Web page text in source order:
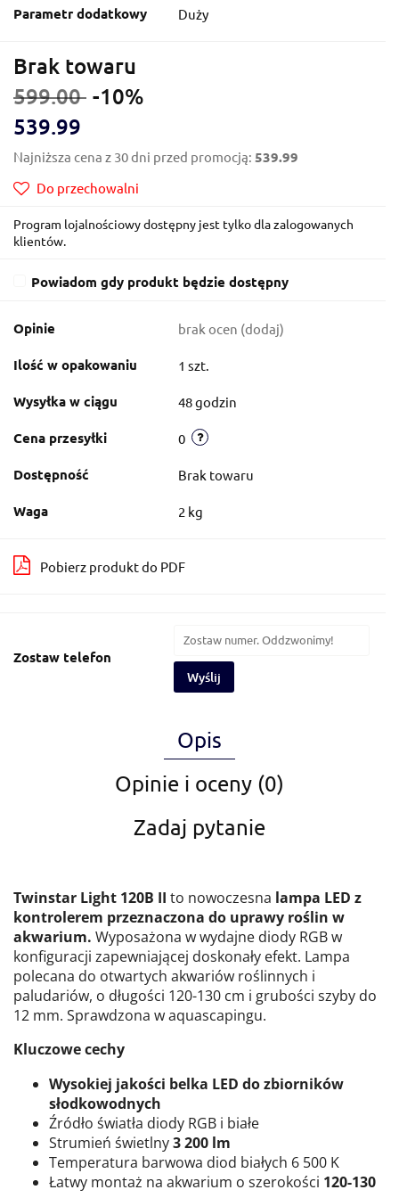
Parametr dodatkowy Duży
Brak towaru
599.00 -10%
539.99
Najniższa cena z 30 dni przed promocją: 539.99
Do przechowalni
Program lojalnościowy dostępny jest tylko dla zalogowanych
klientów.
Powiadom gdy produkt będzie dostępny
Opinie brak ocen (dodaj)
Ilość w opakowaniu 1 szt.
Wysyłka w ciągu 48 godzin
Cena przesyłki 0
Dostępność Brak towaru
Waga 2 kg
Pobierz produkt do PDF
Zostaw telefon
Wyślij
Opis
Opinie i oceny (0)
Zadaj pytanie
Twinstar Light 120B II to nowoczesna lampa LED z
kontrolerem przeznaczona do uprawy roślin w
akwarium. Wyposażona w wydajne diody RGB w
konfiguracji zapewniającej doskonały efekt. Lampa
polecana do otwartych akwariów roślinnych i
paludariów, o długości 120-130 cm i grubości szyby do
12 mm. Sprawdzona w aquascapingu.
Kluczowe cechy
Wysokiej jakości belka LED do zbiorników
słodkowodnych
Źródło światła diody RGB i białe
Strumień świetlny3 200 lm
Temperatura barwowa diod białych 6 500 K
Łatwy montaż na akwarium o szerokości 120-130